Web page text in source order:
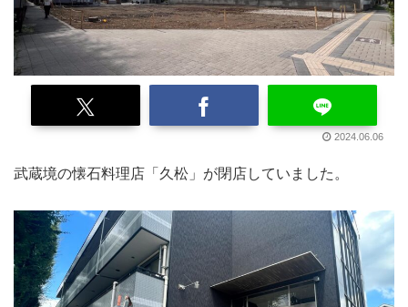
2024.06.06
武蔵境の懐石料理店「久松」が閉店していました。